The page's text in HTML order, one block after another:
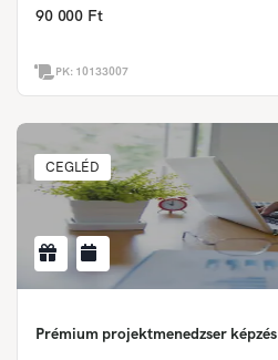
90 000 Ft
PK: 10133007
CEGLÉD
Prémium projektmenedzser képzés